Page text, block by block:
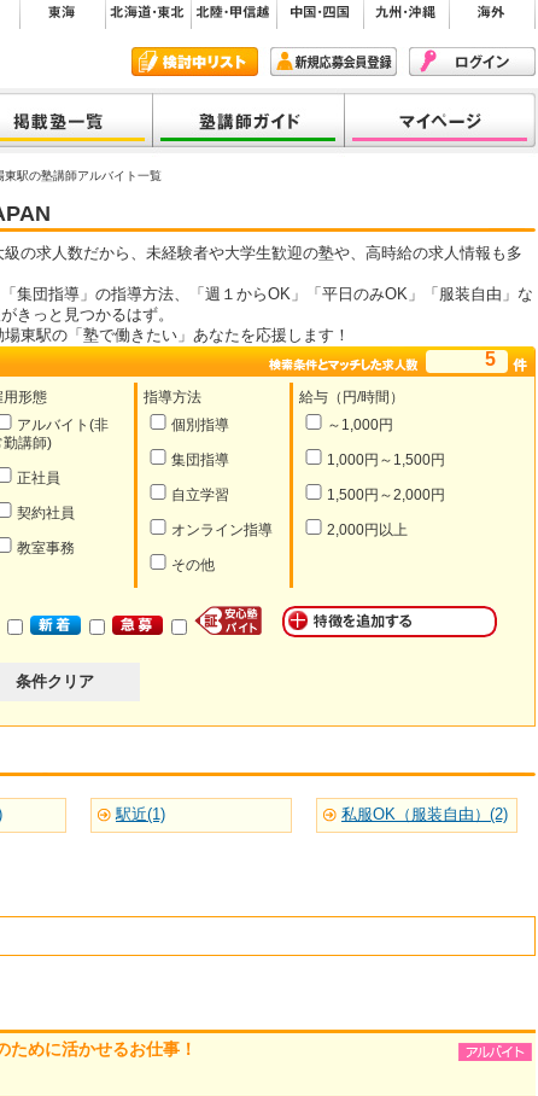
東駅の塾講師アルバイト一覧
の求人数だから、未経験者や大学生歓迎の塾や、高時給の求人情報も多
集団指導」の指導方法、「週１からOK」「平日のみOK」「服装自由」な
きっと見つかるはず。
東駅の「塾で働きたい」あなたを応援します！
5
用形態
アルバイト(非
勤講師)
正社員
契約社員
教室事務
指導方法
個別指導
集団指導
自立学習
オンライン指導
その他
給与（円/時間）
～1,000円
1,000円～1,500円
1,500円～2,000円
2,000円以上
条件クリア
駅近(1) 私服OK（服装自由）(2)
めに活かせるお仕事！